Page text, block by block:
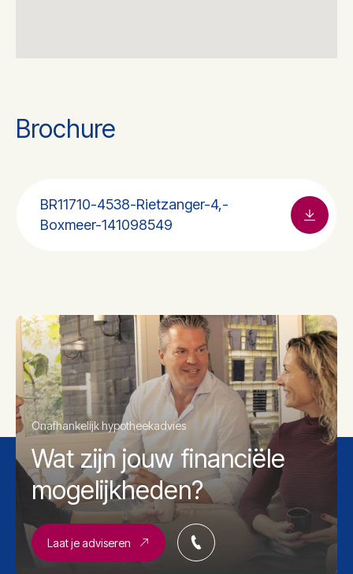
Brochure
BR11710-4538-Rietzanger-4,-
Boxmeer-141098549
Onafhankelijk hypotheekadvies
Wat zijn jouw financiële
mogelijkheden?
Laat je adviseren